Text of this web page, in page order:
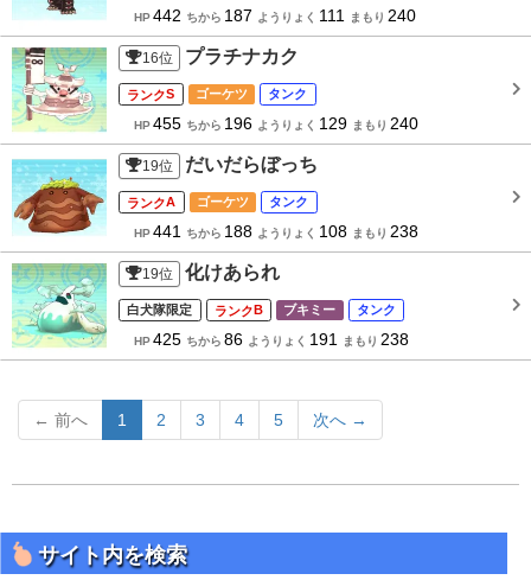
HP442 ちから 187 ようりょく 111 まもり 240
16位 プラチナカク
S ゴーケツ タンク
HP455 ちから 196 ようりょく 129 まもり 240
19位 だいだらぼっち
A ゴーケツ タンク
HP441 ちから 188 ようりょく 108 まもり 238
19位 化けあられ
白犬隊限定 B ブキミー タンク
HP425 ちから 86 ようりょく 191 まもり 238
← 前へ 1 2 3 4 5 次へ →
サイト内を検索